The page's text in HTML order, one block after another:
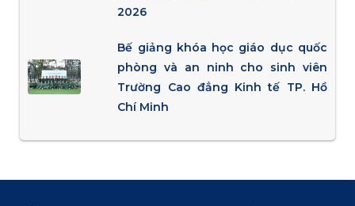
2026
Bế giảng khóa học giáo dục quốc
phòng và an ninh cho sinh viên
Trường Cao đẳng Kinh tế TP. Hồ
Chí Minh